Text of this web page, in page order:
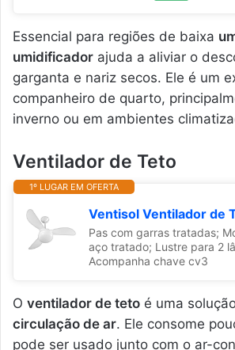
Essencial para regiões de baixa
umidificador ajuda a aliviar o
garganta e nariz secos. Ele é um
companheiro de quarto,
inverno ou em ambientes
Ventilador de Teto
1º LUGAR EM OFERTA
Pas com garras tratadas;
aço tratado; Lustre para 2
Acompanha chave cv3
O ventilador de teto é uma
circulação de ar. Ele consome
pode ser usado junto com o ar-